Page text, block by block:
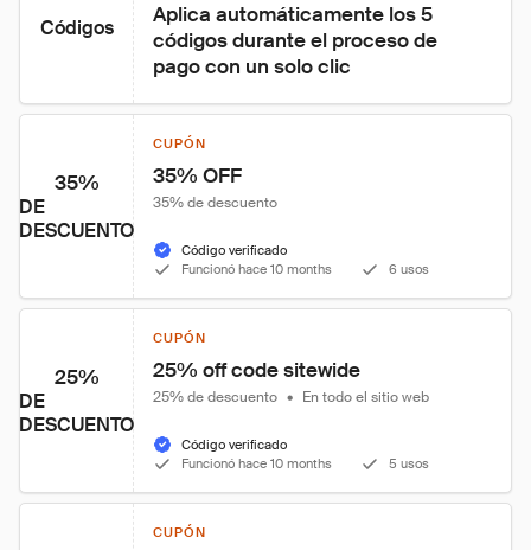
Códigos
Aplica automáticamente los 5
códigos durante el proceso de
pago con un solo clic
35%
DE
DESCUENTO
CUPÓN
35% OFF
35% de descuento
Código verificado
Funcionó hace 10 months
6 usos
25%
DE
DESCUENTO
CUPÓN
25% off code sitewide
25% de descuento • En todo el sitio web
Código verificado
Funcionó hace 10 months
5 usos
CUPÓN